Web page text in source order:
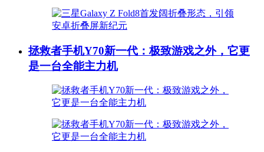
拯救者手机Y70新一代：极致游戏之外，它更
是一台全能主力机